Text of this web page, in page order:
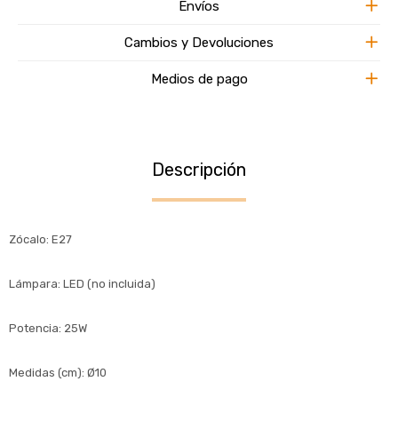
Envíos
Cambios y Devoluciones
Medios de pago
Descripción
Zócalo: E27
Lámpara: LED (no incluida)
Potencia: 25W
Medidas (cm): Ø10